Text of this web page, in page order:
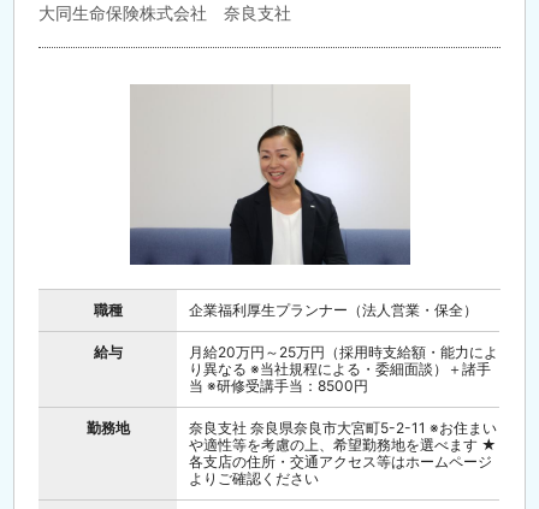
大同生命保険株式会社 奈良支社
職種 企業福利厚生プランナー（法人営業・保全）
給与
月給20万円～25万円（採用時支給額・能力によ
り異なる ※当社規程による・委細面談）＋諸手
当 ※研修受講手当：8500円
勤務地
奈良支社 奈良県奈良市大宮町5-2-11 ※お住まい
や適性等を考慮の上、希望勤務地を選べます ★
各支店の住所・交通アクセス等はホームページ
よりご確認ください